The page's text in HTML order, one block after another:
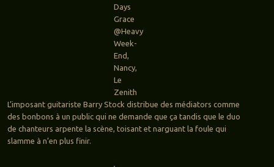
Days
Grace
@Heavy
Week-
End,
Nancy,
Le
Zenith
L’imposant guitariste Barry Stock distribue des médiators comme
des bonbons à un public qui ne demande que ça tandis que le duo
de chanteurs arpente la scène, toisant et narguant la foule qui
slamme à n’en plus finir.